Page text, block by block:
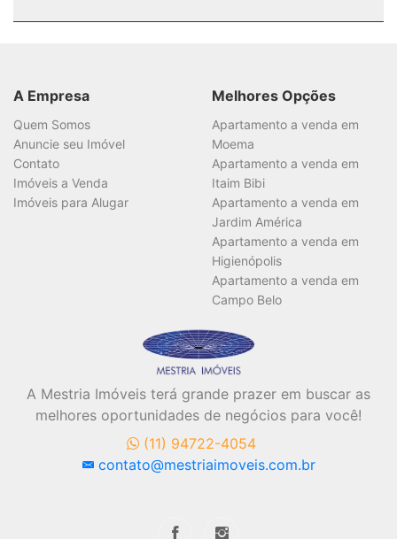
A Empresa
Quem Somos
Anuncie seu Imóvel
Contato
Imóveis a Venda
Imóveis para Alugar
Melhores Opções
Apartamento a venda em
Moema
Apartamento a venda em
Itaim Bibi
Apartamento a venda em
Jardim América
Apartamento a venda em
Higienópolis
Apartamento a venda em
Campo Belo
A Mestria Imóveis terá grande prazer em buscar as
melhores oportunidades de negócios para você!
(11) 94722-4054
contato@mestriaimoveis.com.br